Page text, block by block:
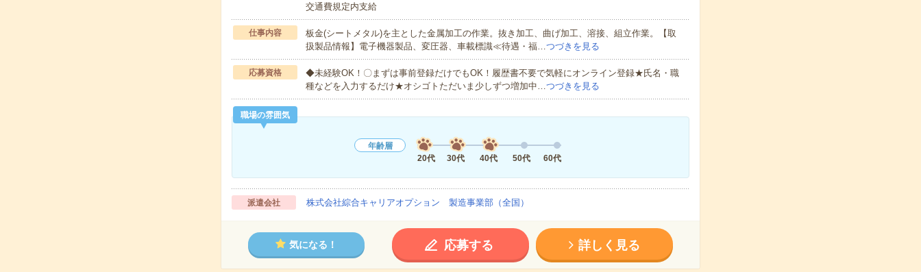
交通費規定内支給
仕事内容
板金(シートメタル)を主とした金属加工の作業。抜き加工、曲げ加工、溶接、組立作業。【取
扱製品情報】電子機器製品、変圧器、車載標識≪待遇・福…つづきを見る
応募資格
◆未経験OK！〇まずは事前登録だけでもOK！履歴書不要で気軽にオンライン登録★氏名・職
種などを入力するだけ★オシゴトただいま少しずつ増加中…つづきを見る
職場の雰囲気
年齢層
20代
30代 40代 50代 60代
派遣会社 株式会社綜合キャリアオプション 製造事業部（全国）
気になる！ 応募する 詳しく見る